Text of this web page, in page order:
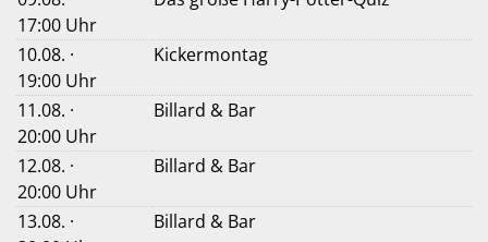
17:00 Uhr
10.08. ·
19:00 Uhr
Kickermontag
11.08. ·
20:00 Uhr
Billard & Bar
12.08. ·
20:00 Uhr
Billard & Bar
13.08. ·
Billard & Bar